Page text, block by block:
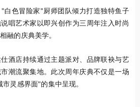
白色冒险家"厨师团队倾力打造独特鱼子
唱艺术家以即兴创作为三周年注入时尚
融的庆典美学。
酒店持续通过主题派对、品牌联袂与艺
潮流聚集地。此次周年庆典不仅是一场
灵感界面"的集中呈现。